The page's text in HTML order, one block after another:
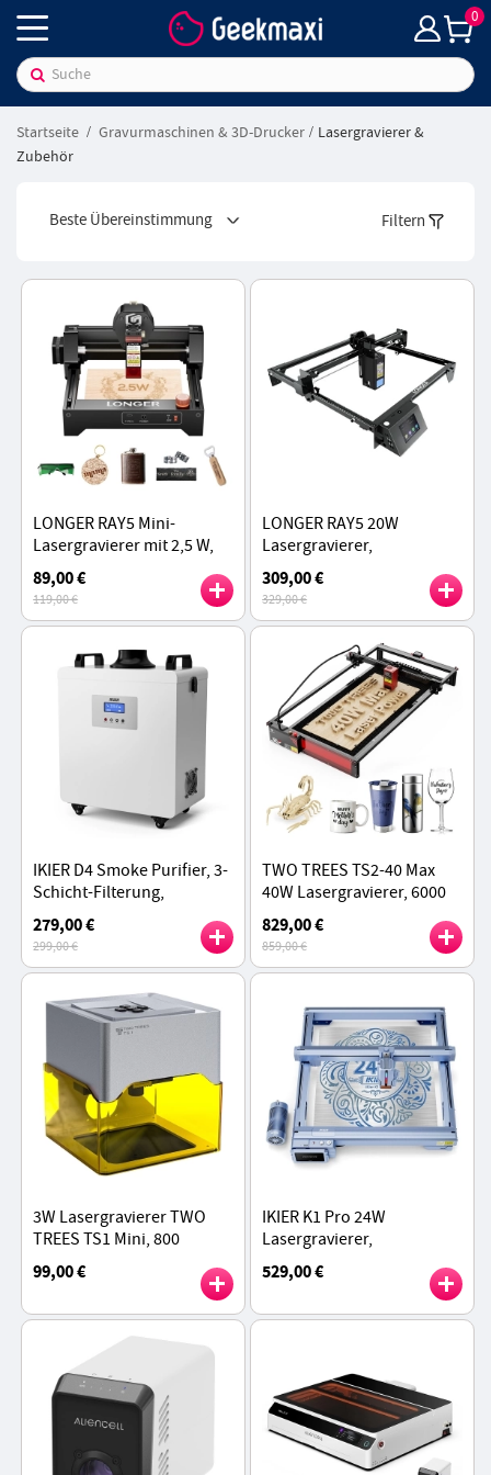
0
Startseite Gravurmaschinen & 3D-Drucker
Lasergravierer &
Zubehör
Beste Übereinstimmung Filtern
LONGER RAY5 Mini-
Lasergravierer mit 2,5 W,
0,04 mm Präzision, 12.000
mm/min Geschwindigkeit,
130 x 140 mm
89,00 €
119,00 €
LONGER RAY5 20W
Lasergravierer,
0.08*0.1mm Laserpunkt,
Farb-Touchscreen, 32-Bit
Chipsatz, APP Anschluss,
375*375mm
309,00 €
329,00 €
IKIER D4 Smoke Purifier, 3-
Schicht-Filterung,
einstellbare
Geschwindigkeit,
geräuscharm
279,00 €
299,00 €
TWO TREES TS2-40 Max
40W Lasergravierer, 6000
mm/min Geschwindigkeit,
App-Steuerung,
Arbeitsbereich 450 x 900
mm
829,00 €
859,00 €
3W Lasergravierer TWO
TREES TS1 Mini, 800
mm/min Geschwindigkeit,
0,01 mm Präzision,
unterstützt Objekthöhen
von 0 bis 35 mm
99,00 €
IKIER K1 Pro 24W
Lasergravierer,
410mm×410mm
Arbeitsbereich, 800mm/s
0.08mm×0.06mm
529,00 €